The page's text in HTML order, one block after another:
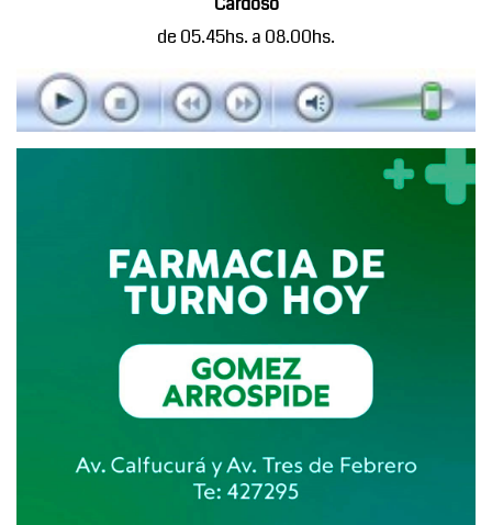
de 05.45hs. a 08.00hs.